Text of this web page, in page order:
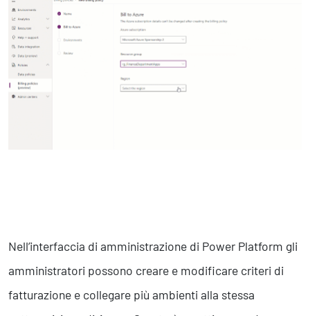
Nell’interfaccia di amministrazione di Power Platform gli
amministratori possono creare e modificare criteri di
fatturazione e collegare più ambienti alla stessa